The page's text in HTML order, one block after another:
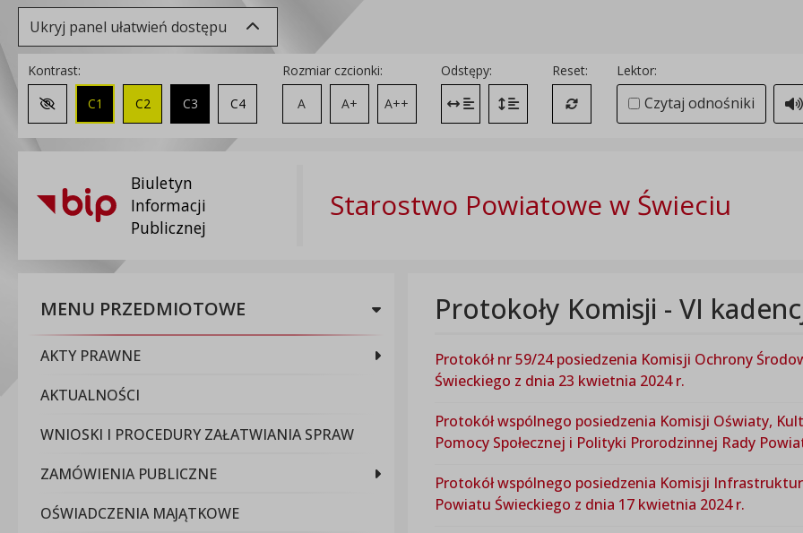
Ukryj panel ułatwień dostępu
Kontrast:
Zmień kontrast na domyślny
C1 C2 C3 C4
Rozmiar czcionki:
A
A+ A++
Odstępy:
Zmień odstęp między literami
Zmień interlinię i margines między paragrafami
Reset:
Przywróć ustawienia domyślne
Lektor:
Czytaj odnośniki
Biuletyn
Informacji
Publicznej
Starostwo Powiatowe w Świeciu
MENU PRZEDMIOTOWE
AKTY PRAWNE
AKTUALNOŚCI
WNIOSKI I PROCEDURY ZAŁATWIANIA SPRAW
ZAMÓWIENIA PUBLICZNE
OŚWIADCZENIA MAJĄTKOWE
Protokoły Komisji - VI
Protokół nr 59/24 posiedzenia Komisji Ochrony
Świeckiego z dnia 23 kwietnia 2024 r.
Protokół wspólnego posiedzenia Komisji Oświaty,
Pomocy Społecznej i Polityki Prorodzinnej Rady
Protokół wspólnego posiedzenia Komisji
Powiatu Świeckiego z dnia 17 kwietnia 2024 r.